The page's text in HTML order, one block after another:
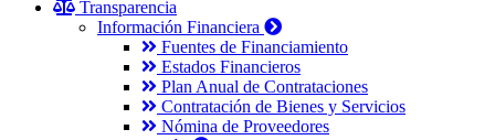
Transparencia
Información Financiera
Fuentes de Financiamiento
Estados Financieros
Plan Anual de Contrataciones
Contratación de Bienes y Servicios
Nómina de Proveedores